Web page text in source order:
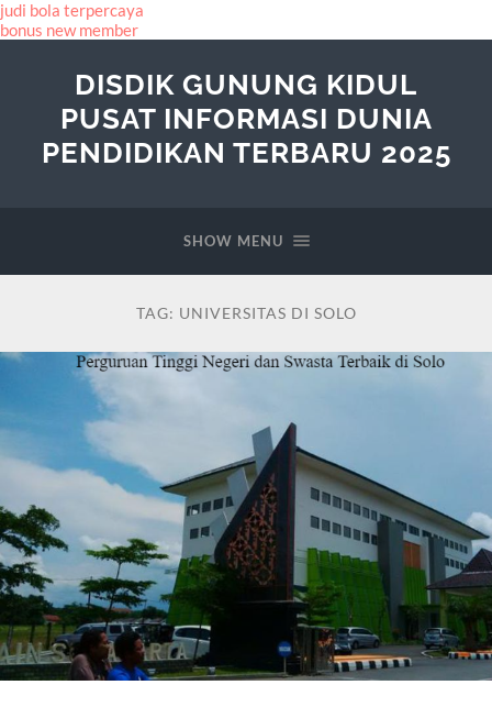
judi bola terpercaya
bonus new member
DISDIK GUNUNG KIDUL
PUSAT INFORMASI DUNIA
PENDIDIKAN TERBARU 2025
SHOW MENU
TAG: UNIVERSITAS DI SOLO